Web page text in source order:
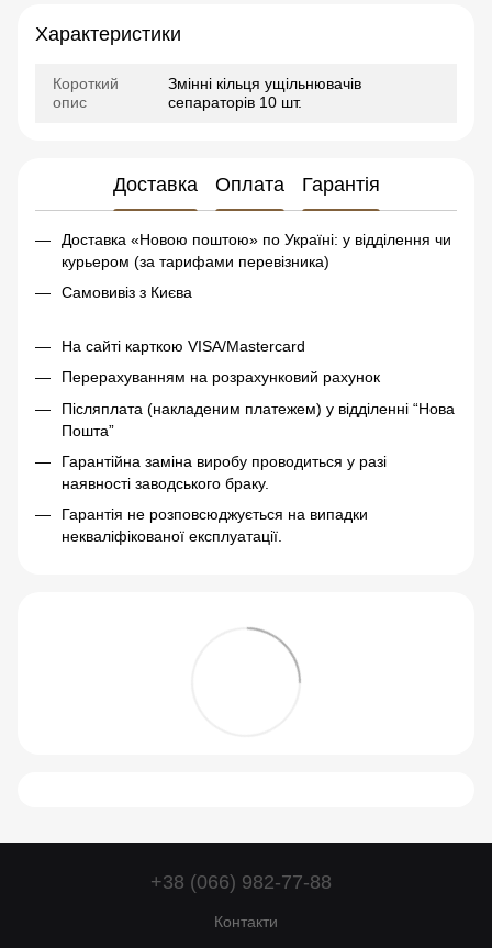
Характеристики
Короткий
опис
Змінні кільця ущільнювачів
сепараторів 10 шт.
Доставка Оплата Гарантія
Доставка «Новою поштою» по Україні: у відділення чи
курьером (за тарифами перевізника)
Самовивіз з Києва
На сайті карткою VISA/Mastercard
Перерахуванням на розрахунковий рахунок
Післяплата (накладеним платежем) у відділенні “Нова
Пошта”
Гарантійна заміна виробу проводиться у разі
наявності заводського браку.
Гарантія не розповсюджується на випадки
некваліфікованої експлуатації.
+38 (066) 982-77-88
Контакти